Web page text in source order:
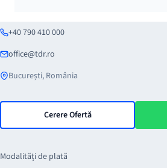
+40 790 410 000
office@tdr.ro
București, România
Cerere Ofertă
Modalități de plată